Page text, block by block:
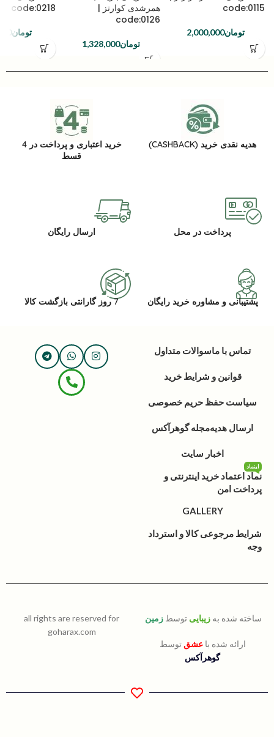
code:0115
تومان2,000,000
همرشدی کوارتز |
code:0126
تومان1,328,000
code:0218
تومان
هدیه نقدی خرید (CASHBACK)
خرید اعتباری و پرداخت در 4
قسط
پرداخت در محل ارسال رایگان
پشتیبانی و مشاوره خرید رایگان 7 روز گارانتی بازگشت کالا
تماس با ماسوالات متداول
قوانین و شرایط خرید
سیاست حفظ حریم خصوصی
ارسال هدیهمجله گوهرآکس
اخبار سایت
نماد اعتماد خرید اینترنتی و
پرداخت امن
اینماد
GALLERY
شرایط مرجوعی کالا و استرداد
وجه
ساخته شده به زیبایی توسط زمین
ارائه شده باعشق توسط
گوهرآکس
all rights are reserved for
goharax.com